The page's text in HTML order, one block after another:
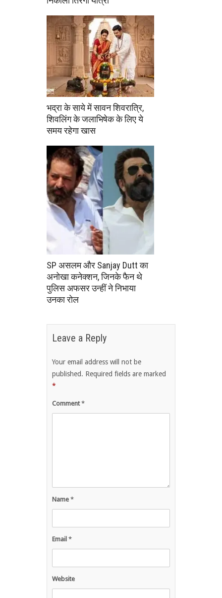
भद्रा के साये में सावन शिवरात्रि,
शिवलिंग के जलाभिषेक के लिए ये
समय रहेगा खास
SP असलम और Sanjay Dutt का
अनोखा कनेक्शन, जिनके फैन थे
पुलिस अफसर उन्हीं ने निभाया
उनका रोल
Leave a Reply
Your email address will not be
published. Required fields are marked
*
Comment*
Name *
Email *
Website